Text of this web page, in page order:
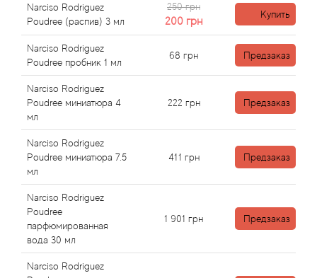
Narciso Rodriguez
Poudree (распив) 3 мл
250 грн
200 грн
Купить
Narciso Rodriguez
Poudree пробник 1 мл
68 грн Предзаказ
Narciso Rodriguez
Poudree миниатюра 4
мл
222 грн Предзаказ
Narciso Rodriguez
Poudree миниатюра 7.5
мл
411 грн Предзаказ
Narciso Rodriguez
Poudree
парфюмированная
вода 30 мл
1 901 грн Предзаказ
Narciso Rodriguez
Anne Fontaine
Annick Goutal
Antonia's Flowers
Antonio Banderas
Antonio Puig
Aquolina
Arabesque Perfumes